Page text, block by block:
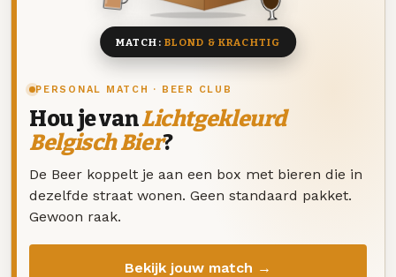
PERSONAL MATCH · BEER CLUB
Hou je vanLichtgekleurd
Belgisch Bier?
De Beer koppelt je aan een box met bieren die in
dezelfde straat wonen. Geen standaard pakket.
Gewoon raak.
Bekijk jouw match →
MATCH: BLOND & KRACHTIG